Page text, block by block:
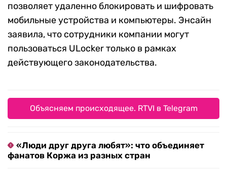
позволяет удаленно блокировать и шифровать
мобильные устройства и компьютеры. Энсайн
заявила, что сотрудники компании могут
пользоваться ULocker только в рамках
действующего законодательства.
Объясняем происходящее. RTVI в Telegram
«Люди друг друга любят»: что объединяет
фанатов Коржа из разных стран